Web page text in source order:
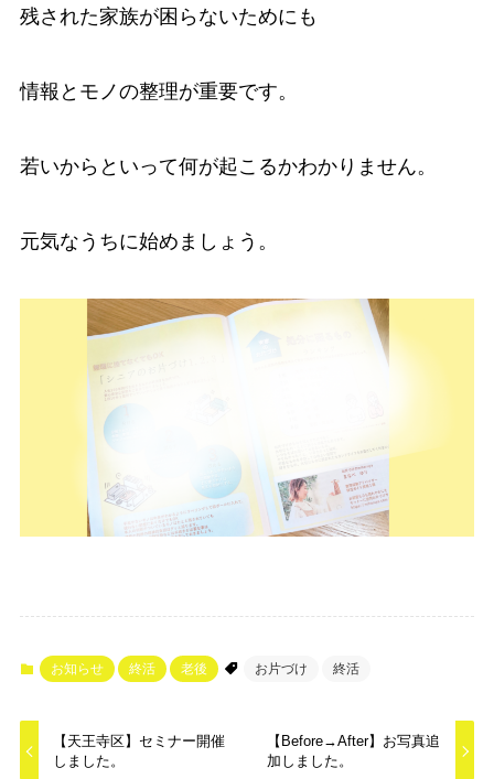
残された家族が困らないためにも
情報とモノの整理が重要です。
若いからといって何が起こるかわかりません。
元気なうちに始めましょう。
お知らせ 終活 老後 お片づけ 終活
【天王寺区】セミナー開催
しました。
【Before→After】お写真追
加しました。